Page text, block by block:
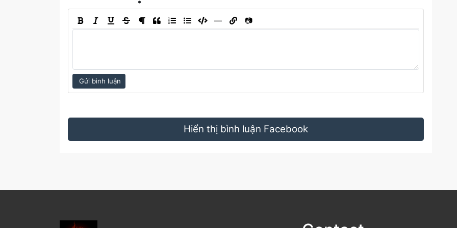
― 📷
Gửi bình luận
Hiển thị bình luận Facebook